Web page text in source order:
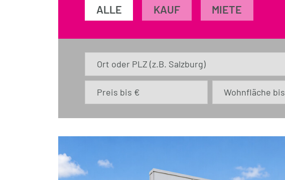
ALLE KAUF MIETE
Ort oder PLZ (z.B. Salzburg)
Preis bis € Wohnfläche bis